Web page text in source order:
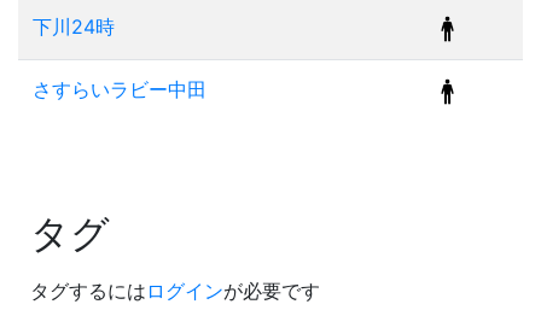
下川24時
さすらいラビー中田
タグ
タグするには ログインが必要です